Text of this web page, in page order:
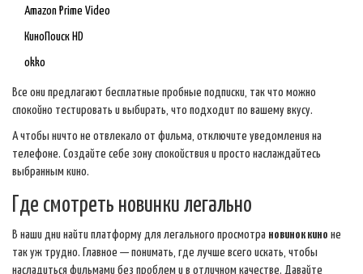
Amazon Prime Video
КиноПоиск HD
okko
Все они предлагают бесплатные пробные подписки, так что можно
спокойно тестировать и выбирать, что подходит по вашему вкусу.
А чтобы ничто не отвлекало от фильма, отключите уведомления на
телефоне. Создайте себе зону спокойствия и просто наслаждайтесь
выбранным кино.
Где смотреть новинки легально
В наши дни найти платформу для легального просмотра новинок кино не
так уж трудно. Главное — понимать, где лучше всего искать, чтобы
насладиться фильмами без проблем и в отличном качестве. Давайте